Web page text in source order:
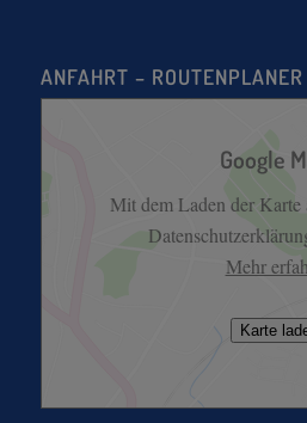
ANFAHRT – ROUTENPLANER
Google
Mit dem Laden der Karte
Mehr
Karte